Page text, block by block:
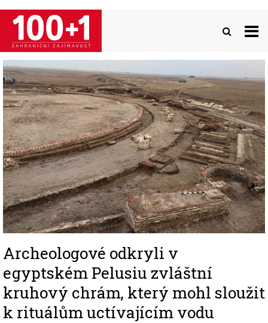
Přejít
hlavnímu
obsahu
Image
Archeologové odkryli v
egyptském Pelusiu zvláštní
kruhový chrám, který mohl sloužit
k rituálům uctívajícím vodu